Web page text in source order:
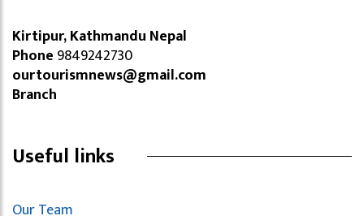
Kirtipur, Kathmandu Nepal
Phone 9849242730
ourtourismnews@gmail.com
Branch
Useful links
Our Team